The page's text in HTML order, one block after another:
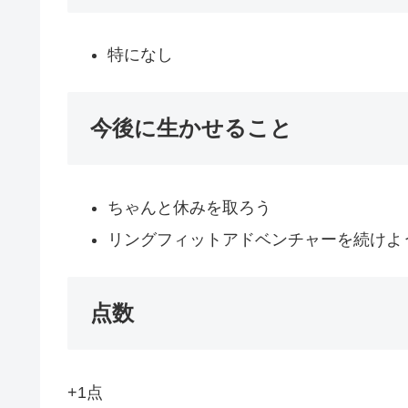
特になし
今後に生かせること
ちゃんと休みを取ろう
リングフィットアドベンチャーを続けよ
点数
+1点